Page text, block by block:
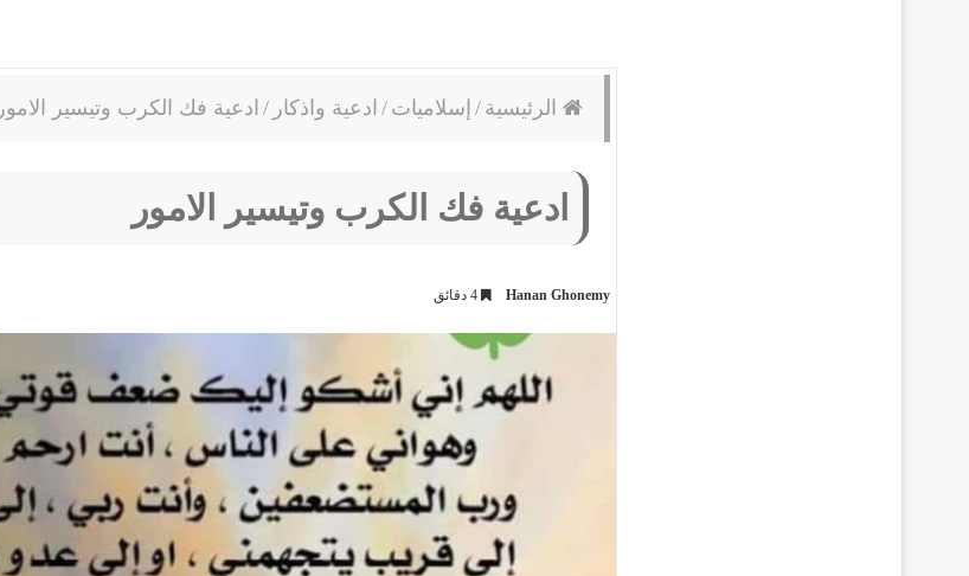
الرئيسية / إسلاميات / ادعية واذكار / ادعية فك الكرب وتيسير الامور
ادعية فك الكرب وتيسير الامور
Hanan Ghonemy